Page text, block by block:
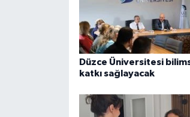
Düzce Üniversitesi
katkı sağlayacak